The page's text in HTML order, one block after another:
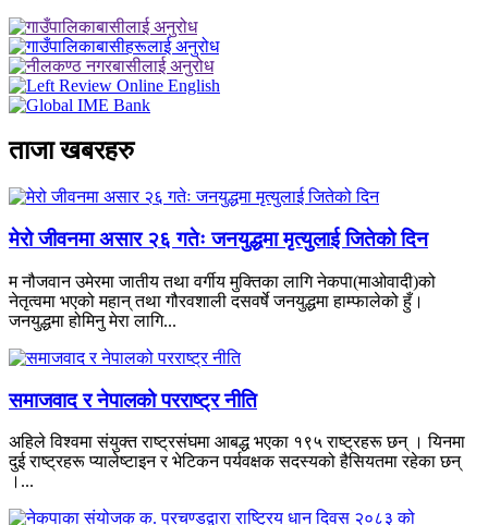
ताजा खबरहरु
मेरो जीवनमा असार २६ गतेः जनयुद्धमा मृत्युलाई जितेको दिन
म नौजवान उमेरमा जातीय तथा वर्गीय मुक्तिका लागि नेकपा(माओवादी)को
नेतृत्वमा भएको महान् तथा गौरवशाली दसवर्षे जनयुद्धमा हाम्फालेको हुँ।
जनयुद्धमा होमिनु मेरा लागि...
समाजवाद र नेपालको परराष्ट्र नीति
अहिले विश्वमा संयुक्त राष्ट्रसंघमा आबद्ध भएका १९५ राष्ट्रहरू छन् । यिनमा
दुई राष्ट्रहरू प्यालेष्टाइन र भेटिकन पर्यवक्षक सदस्यको हैसियतमा रहेका छन्
।...